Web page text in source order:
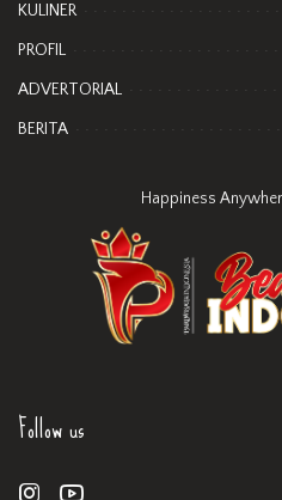
KULINER
PROFIL
ADVERTORIAL
BERITA
Happiness
Follow us